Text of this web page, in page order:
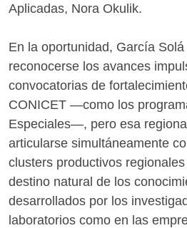
Aplicadas, Nora Okulik.
En la oportunidad, García
reconocerse los avances
convocatorias de
CONICET —como los
Especiales—, pero esa
articularse simultáneamente
clusters productivos
destino natural de los
desarrollados por los
laboratorios como en las